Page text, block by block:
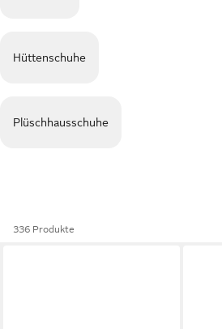
Hüttenschuhe
Plüschhausschuhe
336 Produkte